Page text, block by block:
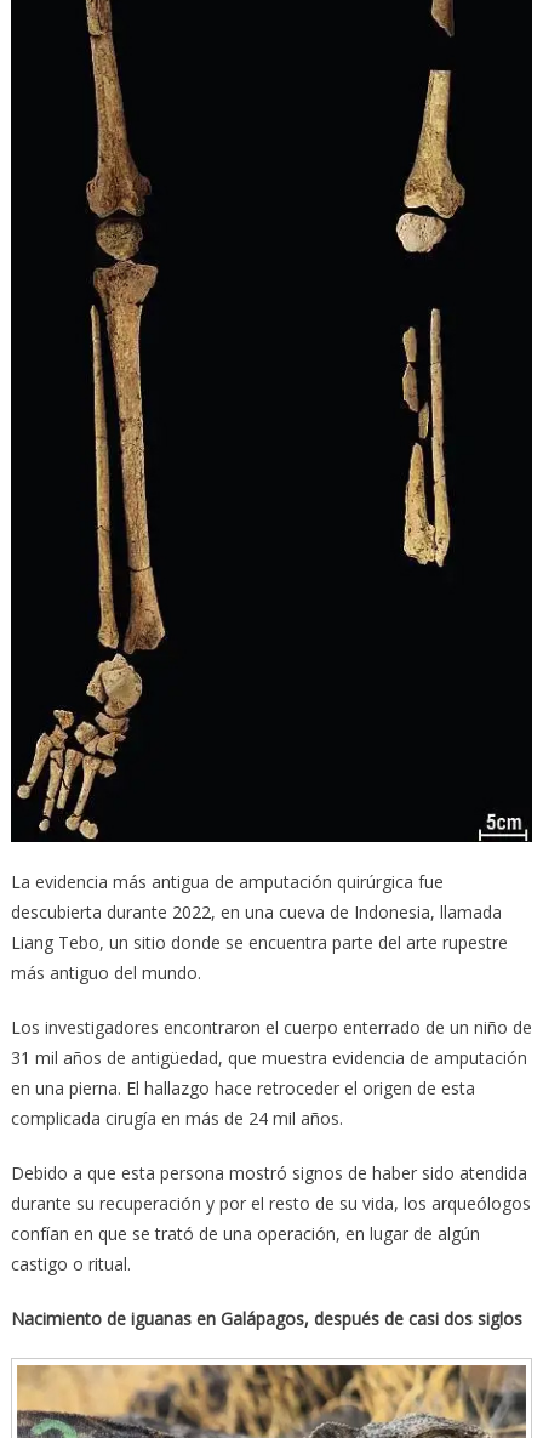
La evidencia más antigua de amputación quirúrgica fue
descubierta durante 2022, en una cueva de Indonesia, llamada
Liang Tebo, un sitio donde se encuentra parte del arte rupestre
más antiguo del mundo.
Los investigadores encontraron el cuerpo enterrado de un niño de
31 mil años de antigüedad, que muestra evidencia de amputación
en una pierna. El hallazgo hace retroceder el origen de esta
complicada cirugía en más de 24 mil años.
Debido a que esta persona mostró signos de haber sido atendida
durante su recuperación y por el resto de su vida, los arqueólogos
confían en que se trató de una operación, en lugar de algún
castigo o ritual.
Nacimiento de iguanas en Galápagos, después de casi dos siglos